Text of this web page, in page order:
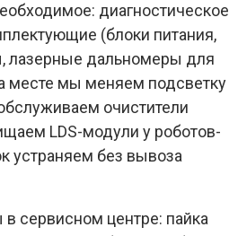
диагностическое
(блоки питания,
лазерные дальномеры для
месте мы меняем подсветку
очистители
LDS-модули у роботов-
устраняем без вывоза
сервисном центре: пайка